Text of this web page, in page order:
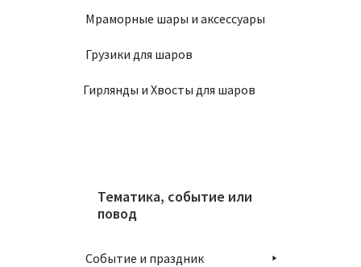
Мраморные шары и аксессуары
Грузики для шаров
Гирлянды и Хвосты для шаров
Тематика, событие или
повод
Событие и праздник